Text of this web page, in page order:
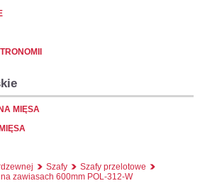
MIĘSA
Szafy
Szafy przelotowe
zawiasach 600mm POL-312-W